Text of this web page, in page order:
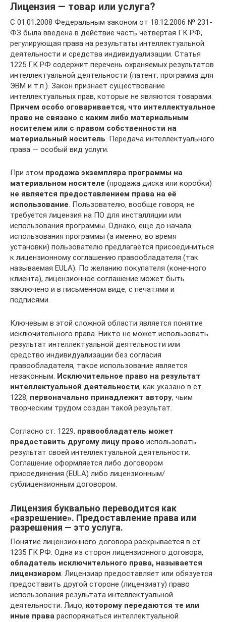
Лицензия — товар или услуга?
С 01.01.2008 Федеральным законом от 18.12.2006 № 231-
ФЗ была введена в действие часть четвертая ГК РФ,
регулирующая права на результаты интеллектуальной
деятельности и средства индивидуализации. Статья
1225 ГК РФ содержит перечень охраняемых результатов
интеллектуальной деятельности (патент, программа для
ЭВМ и т.п.). Закон признает существование
интеллектуальных прав, которые не являются товарами.
Причем особо оговаривается, что интеллектуальное
право не связано с каким либо материальным
носителем или с правом собственности на
материальный носитель . Передача интеллектуального
права — особый вид услуги.
При этом продажа экземпляра программы на
материальном носителе (продажа диска или коробки)
не является предоставлением права на её
использование . Пользователю, вообще говоря, не
требуется лицензия на ПО для инсталляции или
использования программы. Однако, еще до начала
использования программы (а именно, во время
установки) пользователю предлагается присоединиться
к лицензионному соглашению правообладателя (так
называемая EULA). По желанию покупателя (конечного
клиента), лицензионное соглашение может быть
заключено и в письменном виде, с печатями и
подписями.
Ключевым в этой сложной области является понятие
исключительного права. Никто не может использовать
результат интеллектуальной деятельности или
средство индивидуализации без согласия
правообладателя, такое использование является
незаконным. Исключительное право на результат
интеллектуальной деятельности, как указано в ст.
1228, первоначально принадлежит автору, чьим
творческим трудом создан такой результат.
Согласно ст. 1229, правообладатель может
предоставить другому лицу право использовать
результат своей интеллектуальной деятельности.
Соглашение оформляется либо договором
присоединения (EULA) либо лицензионным/
сублицензионным договором.
Лицензия буквально переводится как
«разрешение». Предоставление права или
разрешения — это услуга.
Понятие лицензионного договора раскрывается в ст.
1235 ГК РФ. Одна из сторон лицензионного договора,
обладатель исключительного права, называется
лицензиаром . Лицензиар предоставляет или обязуется
предоставить другой стороне (лицензиату) право
использования результата интеллектуальной
деятельности. Лицо, которому передаются те или
иные права распоряжаться интеллектуальной